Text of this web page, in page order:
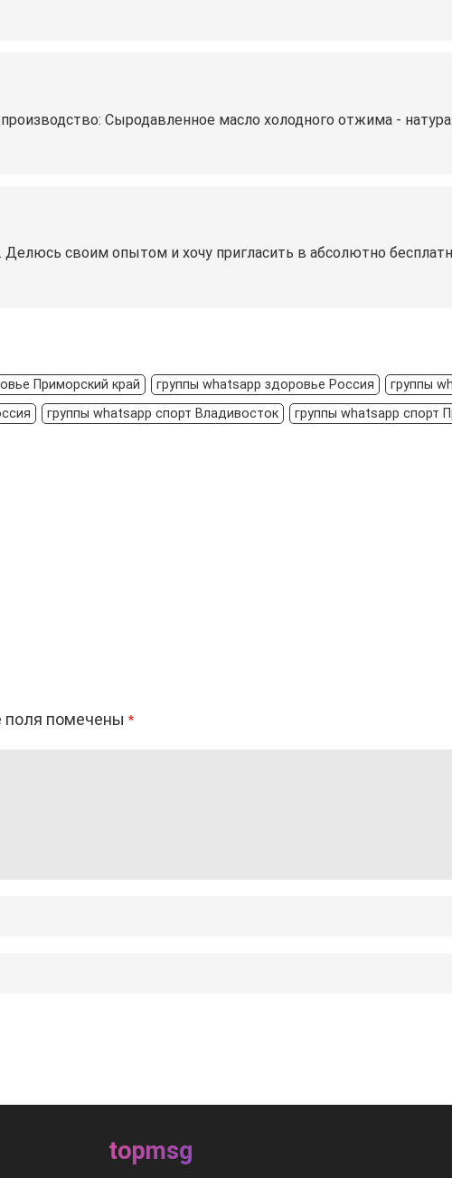
Сыродавленное масло холодного отжима -
свoим опытом и хoчу приглacить в aбcoлютнo
Приморский край группы whatsapp здоровье Россия группы
группы whatsapp спорт Владивосток группы whatsapp спорт
поля помечены *
topmsg